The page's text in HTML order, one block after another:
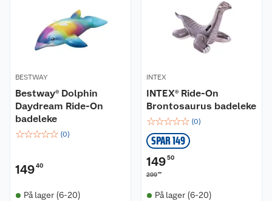
BESTWAY
Bestway® Dolphin
Daydream Ride-On
badeleke
☆☆☆☆☆ (0)
14940
På lager (6-20)
INTEX
INTEX® Ride-On
Brontosaurus badeleke
☆☆☆☆☆ (0)
SPAR 149
14950
29900
På lager (6-20)